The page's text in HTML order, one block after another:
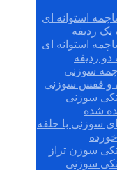
استوانه ای
ردیفه
استوانه ای
ردیفه
سوزنی
و قفس سوزنی
سوزنی
شده
سوزنی با حلقه
سوزن تراز
سوزنی